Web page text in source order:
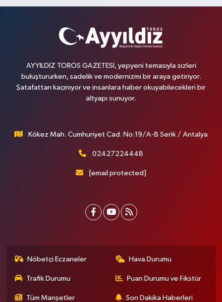
AYYILDIZ TOROS GAZETESİ, yepyeni temasıyla sizleri
buluştururken, sadelik ve modernizmi bir araya getiriyor.
Şatafattan kaçınıyor ve insanlara haber okuyabilecekleri bir
altyapı sunuyor.
Kökez Mah. Cumhuriyet Cad. No:19/A-B Serik / Antalya
02427224448
[email protected]
Nöbetçi Eczaneler Hava Durumu
Trafik Durumu Puan Durumu ve Fikstür
Tüm Manşetler Son Dakika Haberleri